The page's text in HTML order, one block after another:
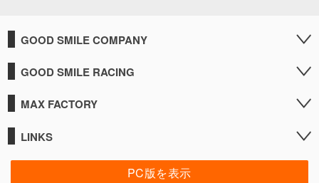
GOOD SMILE COMPANY
GOOD SMILE RACING
MAX FACTORY
LINKS
PC版を表示